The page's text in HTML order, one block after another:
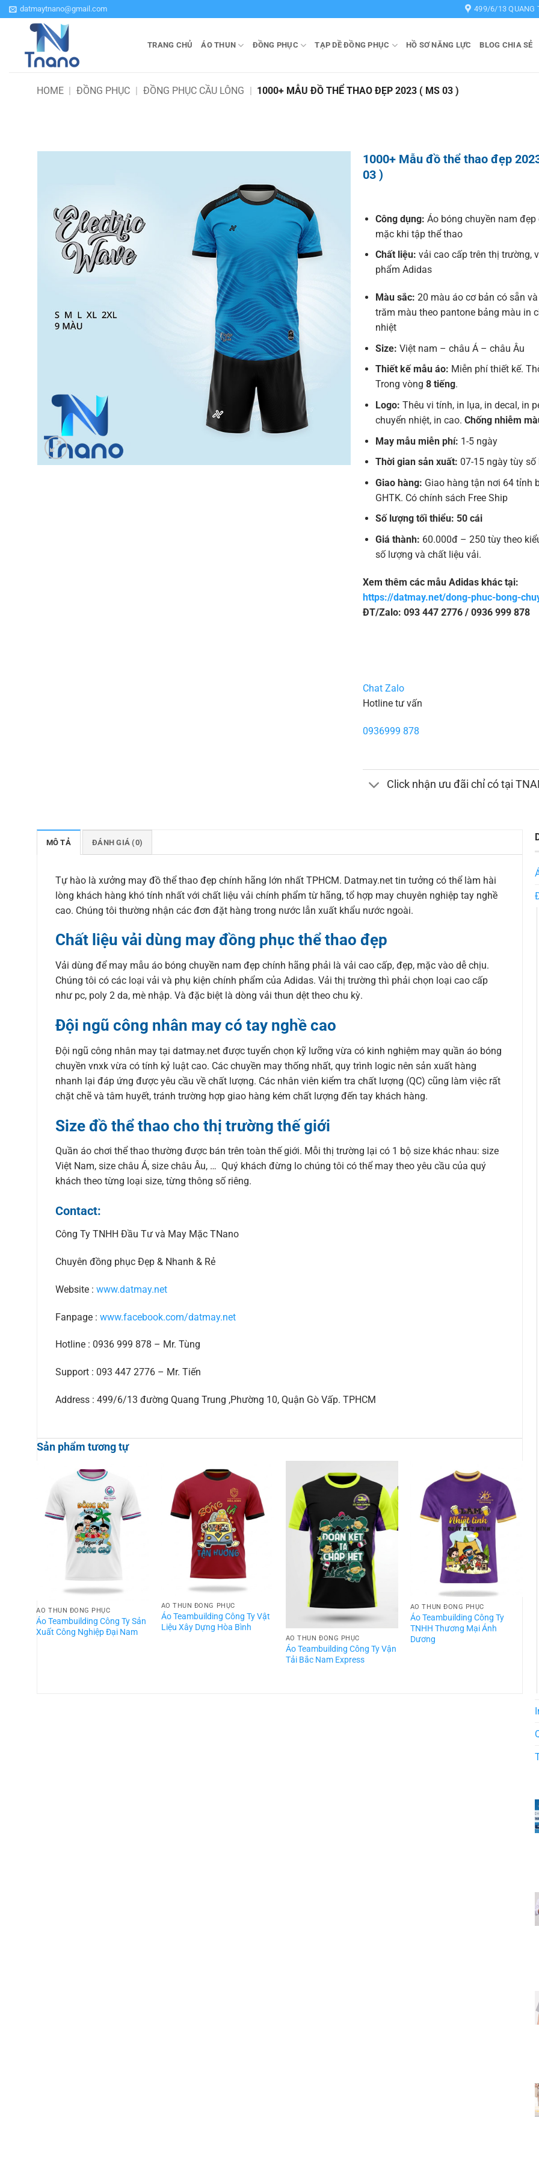
Bỏ
qua
datmaytnano@gmail.com 499/6/13 QUANG
TRANG CHỦ ÁO THUN ĐỒNG PHỤC TẠP DỀ ĐỒNG PHỤC HỒ SƠ NĂNG LỰC BLOG CHIA SẺ
HOME | ĐỒNG PHỤC | ĐỒNG PHỤC CẦU LÔNG | 1000+ MẪU ĐỒ THỂ THAO ĐẸP 2023 ( MS 03 )
1000+ Mẫu đồ thể thao đẹp
03 )
Công dụng: Áo bóng chuyền nam đẹp
mặc khi tập thể thao
Chất liệu: vải cao cấp trên thị trường,
phẩm Adidas
Màu sắc: 20 màu áo cơ bản có sẵn
trăm màu theo pantone bảng màu in
nhiệt
Size: Việt nam – châu Á – châu Âu
Thiết kế mẫu áo: Miễn phí thiết kế.
Trong vòng 8 tiếng.
Logo: Thêu vi tính, in lụa, in decal, in
chuyển nhiệt, in cao. Chống nhiễm
May mẫu miễn phí: 1-5 ngày
Thời gian sản xuất: 07-15 ngày tùy số
Giao hàng: Giao hàng tận nơi 64 tỉnh
GHTK. Có chính sách Free Ship
Số lượng tối thiểu: 50 cái
Giá thành: 60.000đ – 250 tùy theo
số lượng và chất liệu vải.
Xem thêm các mẫu Adidas khác tại:
https://datmay.net/dong-phuc-bong-
ĐT/Zalo: 093 447 2776 / 0936 999 878
Chat Zalo
Hotline tư vấn
0936999 878
Click nhận ưu đãi chỉ có tại
MÔ TẢ ĐÁNH GIÁ (0)
Tự hào là xưởng may đồ thể thao đẹp chính hãng lớn nhất TPHCM. Datmay.net tin tưởng có thể làm hài
lòng khách hàng khó tính nhất với chất liệu vải chính phẩm từ hãng, tổ hợp may chuyên nghiệp tay nghề
cao. Chúng tôi thường nhận các đơn đặt hàng trong nước lẫn xuất khẩu nước ngoài.
Chất liệu vải dùng may đồng phục thể thao đẹp
Vải dùng để may mẫu áo bóng chuyền nam đẹp chính hãng phải là vải cao cấp, đẹp, mặc vào dễ chịu.
Chúng tôi có các loại vải và phụ kiện chính phẩm của Adidas. Vải thị trường thì phải chọn loại cao cấp
như pc, poly 2 da, mè nhập. Và đặc biệt là dòng vải thun dệt theo chu kỳ.
Đội ngũ công nhân may có tay nghề cao
Đội ngũ công nhân may tại datmay.net được tuyển chọn kỹ lưỡng vừa có kinh nghiệm may quần áo bóng
chuyền vnxk vừa có tính kỷ luật cao. Các chuyền may thống nhất, quy trình logic nên sản xuất hàng
nhanh lại đáp ứng được yêu cầu về chất lượng. Các nhân viên kiểm tra chất lượng (QC) cũng làm việc rất
chặt chẽ và tâm huyết, tránh trường hợp giao hàng kém chất lượng đến tay khách hàng.
Size đồ thể thao cho thị trường thế giới
Quần áo chơi thể thao thường được bán trên toàn thế giới. Mỗi thị trường lại có 1 bộ size khác nhau: size
Việt Nam, size châu Á, size châu Âu, … Quý khách đừng lo chúng tôi có thể may theo yêu cầu của quý
khách theo từng loại size, từng thông số riêng.
Contact:
Công Ty TNHH Đầu Tư và May Mặc TNano
Chuyên đồng phục Đẹp & Nhanh & Rẻ
Website : www.datmay.net
Fanpage : www.facebook.com/datmay.net
Hotline : 0936 999 878 – Mr. Tùng
Support : 093 447 2776 – Mr. Tiến
Address : 499/6/13 đường Quang Trung ,Phường 10, Quận Gò Vấp. TPHCM
Sản phẩm tương tự
ÁO THUN ĐỒNG PHỤC
Áo Teambuilding Công Ty Sản
Xuất Công Nghiệp Đại Nam
ÁO THUN ĐỒNG PHỤC
Áo Teambuilding Công Ty Vật
Liệu Xây Dựng Hòa Bình
ÁO THUN ĐỒNG PHỤC
Áo Teambuilding Công Ty Vận
Tải Bắc Nam Express
ÁO THUN ĐỒNG PHỤC
Áo Teambuilding Công Ty
TNHH Thương Mại Ánh
Dương